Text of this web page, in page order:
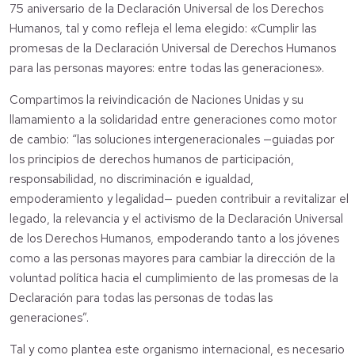
75 aniversario de la Declaración Universal de los Derechos
Humanos, tal y como refleja el lema elegido: «Cumplir las
promesas de la Declaración Universal de Derechos Humanos
para las personas mayores: entre todas las generaciones».
Compartimos la reivindicación de Naciones Unidas y su
llamamiento a la solidaridad entre generaciones como motor
de cambio: “las soluciones intergeneracionales —guiadas por
los principios de derechos humanos de participación,
responsabilidad, no discriminación e igualdad,
empoderamiento y legalidad— pueden contribuir a revitalizar el
legado, la relevancia y el activismo de la Declaración Universal
de los Derechos Humanos, empoderando tanto a los jóvenes
como a las personas mayores para cambiar la dirección de la
voluntad política hacia el cumplimiento de las promesas de la
Declaración para todas las personas de todas las
generaciones”.
Tal y como plantea este organismo internacional, es necesario